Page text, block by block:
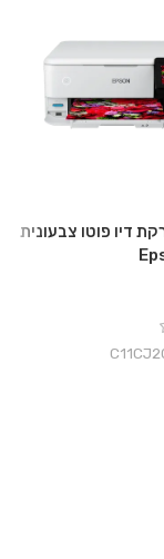
דיו פוטו צבעונית